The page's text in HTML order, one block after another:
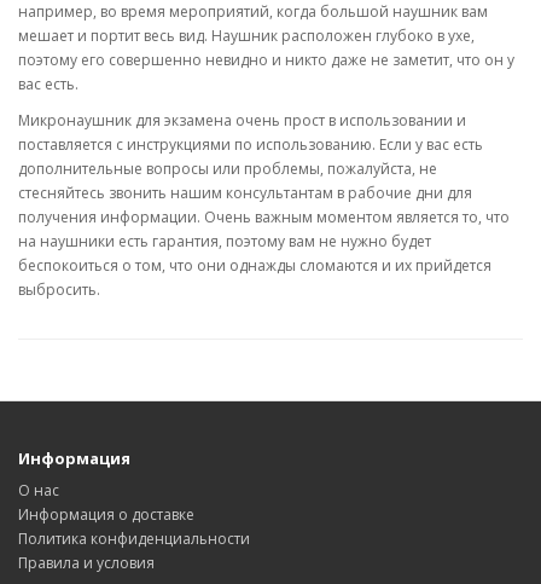
например, во время мероприятий, когда большой наушник вам
мешает и портит весь вид. Наушник расположен глубоко в ухе,
поэтому его совершенно невидно и никто даже не заметит, что он у
вас есть.
Микронаушник для экзамена очень прост в использовании и
поставляется с инструкциями по использованию. Если у вас есть
дополнительные вопросы или проблемы, пожалуйста, не
стесняйтесь звонить нашим консультантам в рабочие дни для
получения информации. Очень важным моментом является то, что
на наушники есть гарантия, поэтому вам не нужно будет
беспокоиться о том, что они однажды сломаются и их прийдется
выбросить.
Информация
О нас
Информация о доставке
Политика конфиденциальности
Правила и условия